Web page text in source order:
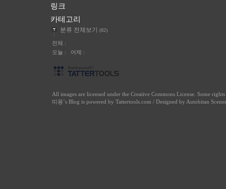
링크
카테고리
분류 전체보기 (82)
전체 :
오늘 : 어제 :
All images are licensed under the Creative Commons License . Some
띠용’s Blog is powered by Tattertools.com / Designed by Autobitan